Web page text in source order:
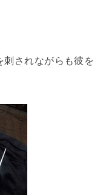
刺されながらも彼を